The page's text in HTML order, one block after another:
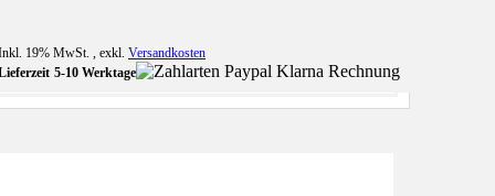
19% MwSt. , exkl. Versandkosten
5-10 Werktage